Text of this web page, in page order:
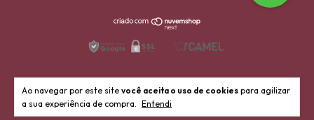
Ao navegar por este site você aceita o uso de cookies para agilizar
a sua experiência de compra. Entendi